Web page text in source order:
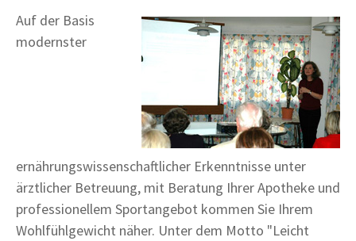
Auf der Basis
modernster
ernährungswissenschaftlicher Erkenntnisse unter
ärztlicher Betreuung, mit Beratung Ihrer Apotheke und
professionellem Sportangebot kommen Sie Ihrem
Wohlfühlgewicht näher. Unter dem Motto "Leicht